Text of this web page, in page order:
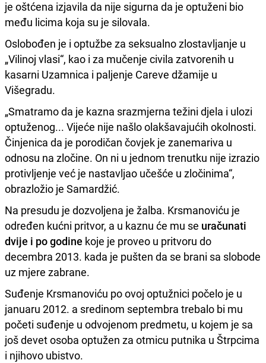
je oštćena izjavila da nije sigurna da je optuženi bio
među licima koja su je silovala.
Oslobođen je i optužbe za seksualno zlostavljanje u
„Vilinoj vlasi“, kao i za mučenje civila zatvorenih u
kasarni Uzamnica i paljenje Careve džamije u
Višegradu.
„Smatramo da je kazna srazmjerna težini djela i ulozi
optuženog... Vijeće nije našlo olakšavajućih okolnosti.
Činjenica da je porodičan čovjek je zanemariva u
odnosu na zločine. On ni u jednom trenutku nije izrazio
protivljenje već je nastavljao učešće u zločinima“,
obrazložio je Samardžić.
Na presudu je dozvoljena je žalba. Krsmanoviću je
određen kućni pritvor, a u kaznu će mu se uračunati
dvije i po godine koje je proveo u pritvoru do
decembra 2013. kada je pušten da se brani sa slobode
uz mjere zabrane.
Suđenje Krsmanoviću po ovoj optužnici počelo je u
januaru 2012. a sredinom septembra trebalo bi mu
početi suđenje u odvojenom predmetu, u kojem je sa
još devet osoba optužen za otmicu putnika u Štrpcima
i njihovo ubistvo.